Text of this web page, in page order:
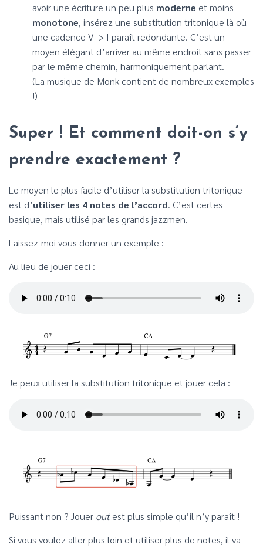
avoir une écriture un peu plus moderne et moins
monotone, insérez une substitution tritonique là où
une cadence V -> I paraît redondante. C’est un
moyen élégant d’arriver au même endroit sans passer
par le même chemin, harmoniquement parlant.
(La musique de Monk contient de nombreux exemples
!)
Super ! Et comment doit-on s’y
prendre exactement ?
Le moyen le plus facile d’utiliser la substitution tritonique
est d’utiliser les 4 notes de l’accord. C’est certes
basique, mais utilisé par les grands jazzmen.
Laissez-moi vous donner un exemple :
Au lieu de jouer ceci :
Je peux utiliser la substitution tritonique et jouer cela :
Puissant non ? Jouer outest plus simple qu’il n’y paraît !
Si vous voulez aller plus loin et utiliser plus de notes, il va